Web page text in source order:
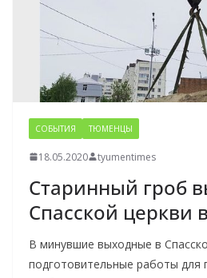
СОБЫТИЯ ТЮМЕНЦЫ
18.05.2020 tyumentimes
Старинный гроб
Спасской церкви
В минувшие выходные в
подготовительные работы для